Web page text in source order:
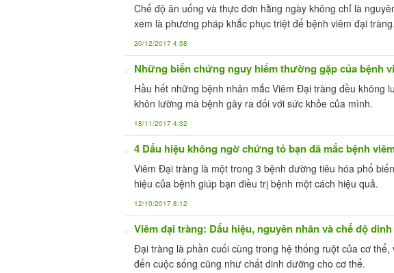
Chế độ ăn uống và thực đơn hằng ngày không chỉ là
xem là phương pháp khắc phục triệt để bệnh viêm đại tràng.
20/12/2017 4:58
Những biến chứng nguy hiểm thường gặp của bệnh
Hầu hết những bệnh nhân mắc Viêm Đại tràng đều không
khôn lường mà bệnh gây ra đối với sức khỏe của mình.
18/11/2017 4:32
4 Dấu hiệu không ngờ chứng tỏ bạn đã mắc bệnh
Viêm Đại tràng là một trong 3 bệnh đường tiêu hóa phổ
hiệu của bệnh giúp bạn điều trị bệnh một cách hiệu quả.
12/10/2017 8:12
Viêm đại tràng: Dấu hiệu, nguyên nhân và chế độ
Đại tràng là phần cuối cùng trong hệ thống ruột của cơ
đến cuộc sống cũng như chất dinh dưỡng cho cơ thể.